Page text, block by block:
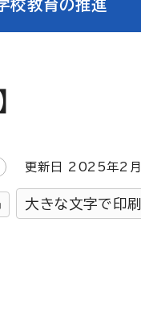
校教育の推進
更新日 2025年2月
大きな文字で印刷